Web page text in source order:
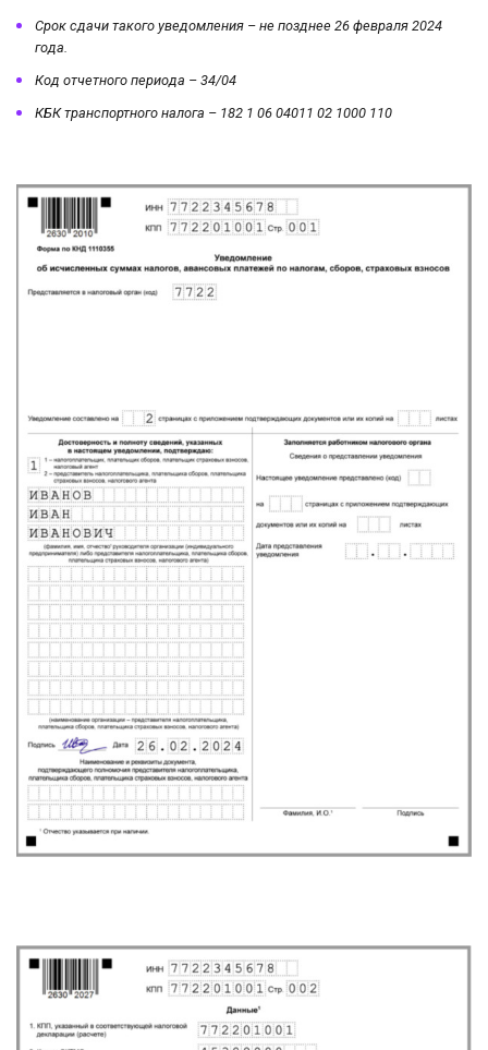
Срок сдачи такого уведомления – не позднее 26 февраля 2024
года.
Код отчетного периода – 34/04
КБК транспортного налога – 182 1 06 04011 02 1000 110